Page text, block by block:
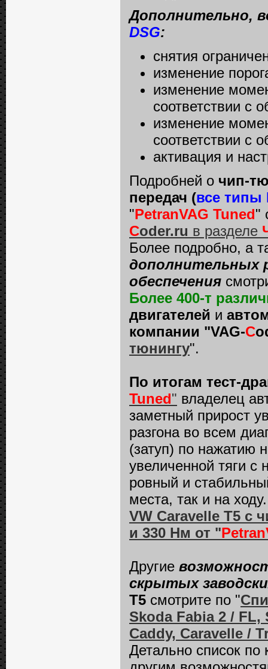
Дополнительно,
DSG:
снятия
изменение
изменение
соответствии с
изменение
соответствии с
активация и
Подробней о чип-
передач (все типы
"PetranVAG Tuned"
Coder.ru в разделе
Более подробно, а
дополнительных
обеспечения
Более 400-т
двигателей и
компании "VAG-C
тюнингу".
По итогам тест-
Tuned" владелец
заметный прирост
разгона во всем
(затуп) по нажатию
увеличенной тяги с
ровный и
места, так и на ходу.
VW Caravelle T5 с
и 330 Нм от "
Другие
скрытых
Т5 смотрите по "
Skoda Fabia 2 / FL,
Caddy, Caravelle /
Детально список